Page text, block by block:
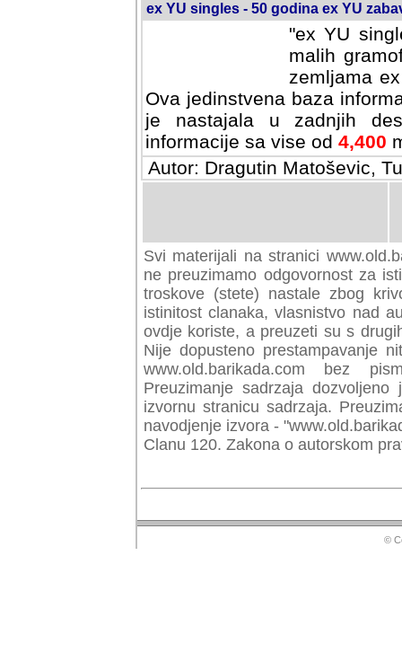
ex YU singles - 50 godina ex YU
"ex YU
malih
zemljama
Ova jedinstvena baza
je nastajala u zadnjih
informacije sa vise od 4,400
Autor: Dragutin Matoševic,
Svi materijali na stranici
preuzimamo odgovornost za
troskove (stete) nastale zbog
istinitost clanaka, vlasnistvo nad
ovdje koriste, a preuzeti su s
Nije dopusteno prestampavanje
www.old.barikada.com bez
Preuzimanje sadrzaja
izvornu stranicu sadrzaja.
navodjenje izvora -
Clanu 120. Zakona o autorskom
©